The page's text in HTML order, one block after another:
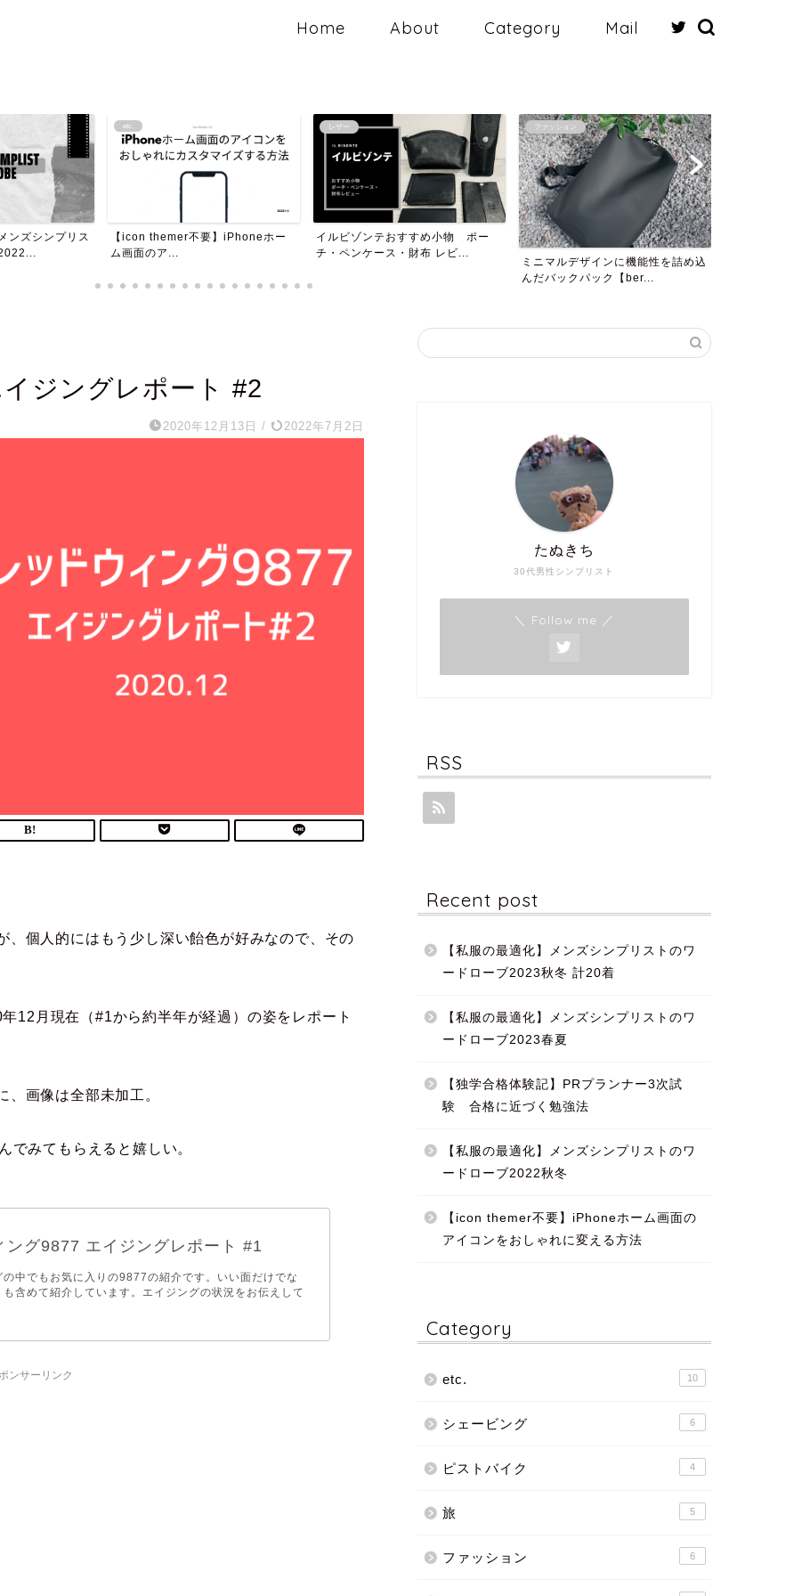
Home About Category Mail
】iPhoneホー
レザー
イルビゾンテおすすめ小物 ポー
チ・ペンケース・財布 レビ...
ファッション
ミニマルデザインに機能性を詰め込
ピストバイク
【ピストでポタリング】GW初日は
FUJI FEATHER...
ジングレポート #2
2020年12月13日 / 2022年7月2日
、個人的にはもう少し深い飴色が好みなので、その
12月現在（#1から約半年が経過）の姿をレポート
画像は全部未加工。
でみてもらえると嬉しい。
ング9877 エイジングレポート #1
の中でもお気に入りの9877の紹介です。いい面だけでな
も含めて紹介しています。エイジングの状況をお伝えして
ンサーリンク
30代男性シンプリスト
たぬきち
＼ Follow me ／
RSS
Recent post
【私服の最適化】メンズシンプリストのワ
ードローブ2023秋冬 計20着
【私服の最適化】メンズシンプリストのワ
ードローブ2023春夏
【独学合格体験記】PRプランナー3次試
験 合格に近づく勉強法
【私服の最適化】メンズシンプリストのワ
ードローブ2022秋冬
【icon themer不要】iPhoneホーム画面の
アイコンをおしゃれに変える方法
Category
etc. 10
シェービング 6
ピストバイク 4
旅 5
ファッション 6